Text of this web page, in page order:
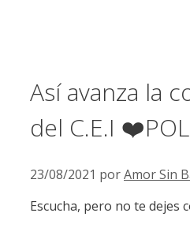
Así avanza la
del C.E.I
23/08/2021 porAmor Sin
Escucha, pero no te dejes